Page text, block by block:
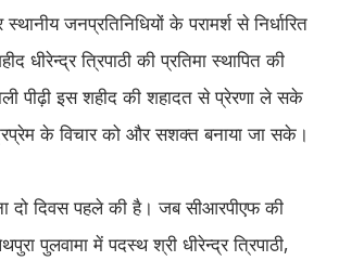
जनप्रतिनिधियों के परामर्श से निर्धारित
धीरेन्द्र त्रिपाठी की प्रतिमा स्थापित की
पीढ़ी इस शहीद की शहादत से प्रेरणा ले सके
के विचार को और सशक्त बनाया जा सके।
दो दिवस पहले की है। जब सीआरपीएफ की
पुलवामा में पदस्थ श्री धीरेन्द्र त्रिपाठी,